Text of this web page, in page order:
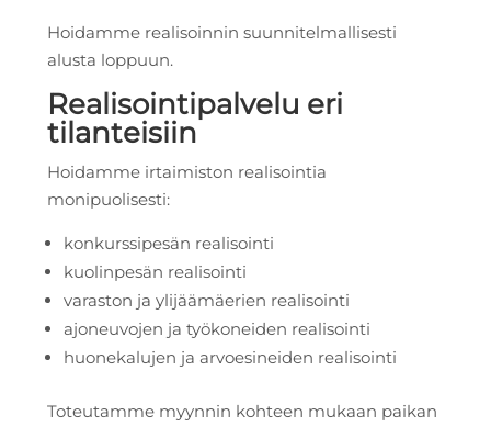
Hoidamme realisoinnin suunnitelmallisesti
alusta loppuun.
Realisointipalvelu eri
tilanteisiin
Hoidamme irtaimiston realisointia
monipuolisesti:
konkurssipesän realisointi
kuolinpesän realisointi
varaston ja ylijäämäerien realisointi
ajoneuvojen ja työkoneiden realisointi
huonekalujen ja arvoesineiden realisointi
Toteutamme myynnin kohteen mukaan paikan